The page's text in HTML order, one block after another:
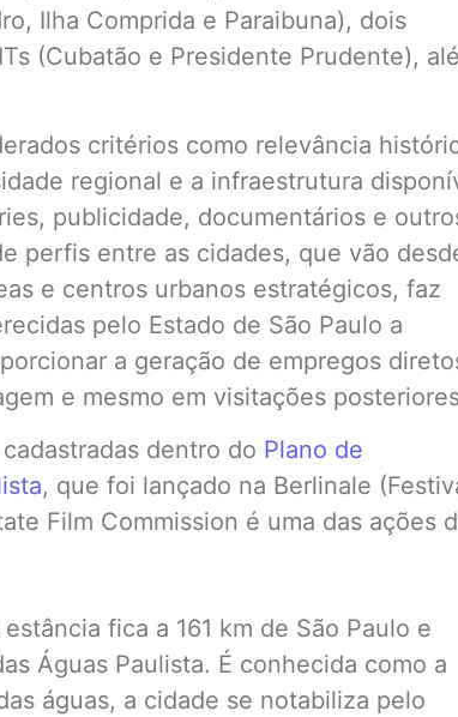
Ilha Comprida e Paraibuna), dois
(Cubatão e Presidente Prudente),
critérios como relevância
regional e a infraestrutura
publicidade, documentários e
perfis entre as cidades, que vão
e centros urbanos estratégicos, faz
pelo Estado de São Paulo a
a geração de empregos
e mesmo em visitações
dentro do Plano de
, que foi lançado na Berlinale
Film Commission é uma das ações
fica a 161 km de São Paulo e
Águas Paulista. É conhecida como a
águas, a cidade se notabiliza pelo